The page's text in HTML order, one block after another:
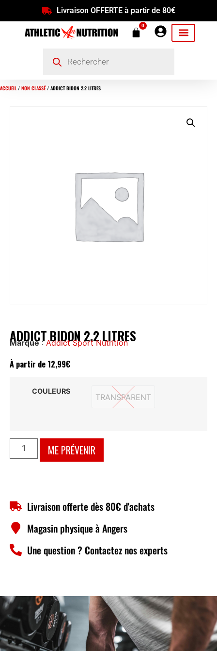
Livraison OFFERTE à partir de 80€
0
ACCUEIL/ NON CLASSÉ/ ADDICT BIDON 2.2 LITRES
ADDICT BIDON 2.2 LITRES
Marque:Addict Sport Nutrition
À partir de 12,99€
COULEURS
TRANSPARENT
TRANSPARENT
ME PRÉVENIR
Livraison offerte dès 80€ d'achats
Magasin physique à Angers
Une question ? Contactez nos experts